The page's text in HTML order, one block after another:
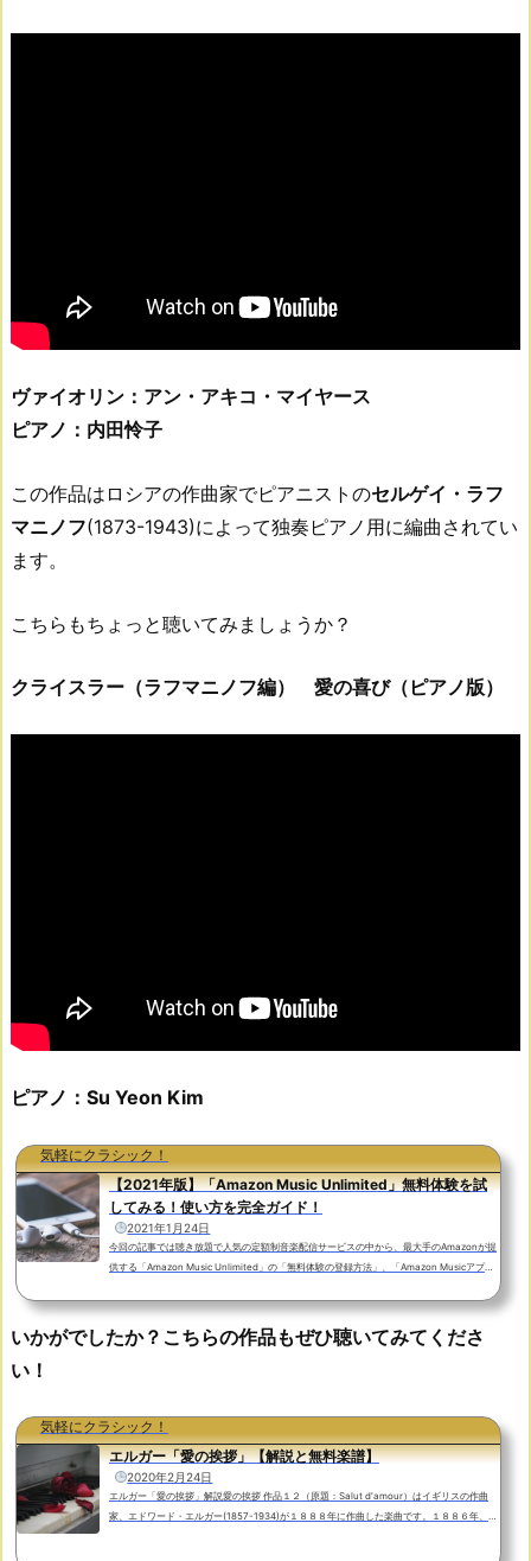
ヴァイオリン：アン・アキコ・マイヤース
ピアノ：内田怜子
この作品はロシアの作曲家でピアニストのセルゲイ・ラフ
マニノフ(1873-1943)によって独奏ピアノ用に編曲されてい
ます。
こちらもちょっと聴いてみましょうか？
クライスラー（ラフマニノフ編） 愛の喜び（ピアノ版）
ピアノ：Su Yeon Kim
気軽にクラシック！
【2021年版】「Amazon Music Unlimited」無料体験を試
してみる！使い方を完全ガイド！
2021年1月24日
今回の記事では聴き放題で人気の定額制音楽配信サービスの中から、最大手のAmazonが提
供する「Amazon Music Unlimited」の「無料体験の登録方法」、「Amazon Musicアプリ
「Amazon Music Unlimited」では通常３０日間の無料体験期間があります。無料体験期間
が終了するまでに解約すれば月額料金が課金されることはありません。「Amazon Music U
nlimited」とは？「Amazon Prime Music」との違いやメリットを解説！「Amazon Music
いかがでしたか？こちらの作品もぜひ聴いてみてくださ
い！
気軽にクラシック！
エルガー「愛の挨拶」【解説と無料楽譜】
2020年2月24日
エルガー「愛の挨拶」解説愛の挨拶 作品１２（原題：Salut d'amour）はイギリスの作曲
家、エドワード・エルガー(1857-1934)が１８８８年に作曲した楽曲です。１８８６年、２